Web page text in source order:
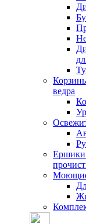
ведра
Ершики
Моющие